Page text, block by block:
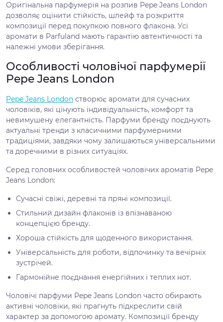
Оригінальна парфумерія на розпив Pepe Jeans London
дозволяє оцінити стійкість, шлейф та розкриття
композиції перед покупкою повного флакона. Усі
аромати в Parfuland мають гарантію автентичності та
належні умови зберігання.
Особливості чоловічої парфумерії
Pepe Jeans London
Pepe Jeans London створює аромати для сучасних
чоловіків, які цінують індивідуальність, комфорт та
невимушену елегантність. Парфуми бренду поєднують
актуальні тренди з класичними парфумерними
традиціями, завдяки чому залишаються універсальними
та доречними в різних ситуаціях.
Серед головних особливостей чоловічих ароматів Pepe
Jeans London:
Сучасні свіжі, деревні та пряні композиції.
Стильний дизайн флаконів із впізнаваною
концепцією бренду.
Хороша стійкість для щоденного використання.
Універсальність для роботи, відпочинку та вечірніх
зустрічей.
Гармонійне поєднання енергійних і теплих нот.
Чоловічі парфуми Pepe Jeans London часто обирають
активні чоловіки, які прагнуть підкреслити свій
характер за допомогою аромату. Композиції бренду